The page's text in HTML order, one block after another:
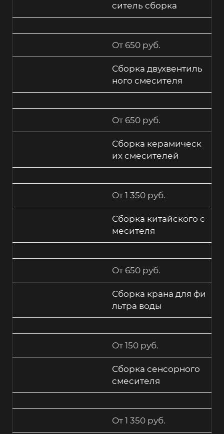
ситель сборка
От 650 руб.
Сборка двухвентиль
ного смесителя
От 650 руб.
Сборка керамическ
их смесителей
От 1 350 руб.
Сборка китайского с
месителя
От 650 руб.
Сборка крана для фи
льтра воды
От 150 руб.
Сборка сенсорного
смесителя
От 1 350 руб.